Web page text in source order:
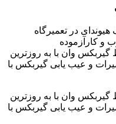
در تعمیرگاه
و کارآزموده
گیربکس وان با به روزترین
و عیب یابی گیربکس با
گیربکس وان با به روزترین
و عیب یابی گیربکس با